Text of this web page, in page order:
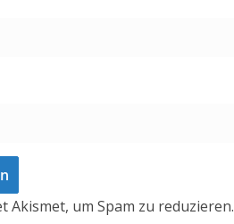
Akismet, um Spam zu reduzieren.